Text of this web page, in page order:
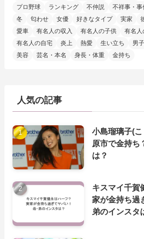
プロ野球
ランキング 不仲説 不祥事・事
冬
匂わせ 女優 好きなタイプ 実家
愛車
有名人の収入 有名人の子供 有名人
有名人の自宅
炎上 熱愛 生い立ち 男
美容
芸名・本名 身長・体重 金持ち
人気の記事
小島瑠璃子(
原市で金持ち
は？
キスマイ千賀
家が金持ち過
弟のインスタ